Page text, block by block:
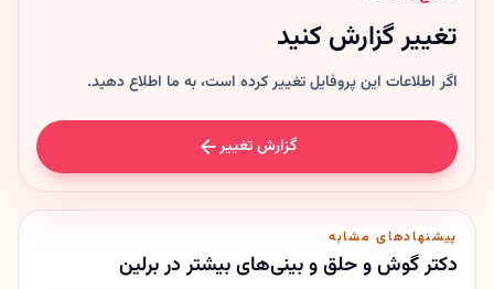
تغییر گزارش کنید
اگر اطلاعات این پروفایل تغییر کرده است، به ما اطلاع دهید.
گزارش تغییر
پیشنهادهای مشابه
دکتر گوش و حلق و بینی‌های بیشتر در برلین